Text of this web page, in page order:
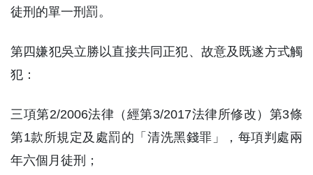
徒刑的單一刑罰。
第四嫌犯吳立勝以直接共同正犯、故意及既遂方式觸
犯：
三項第2/2006法律（經第3/2017法律所修改）第3條
第1款所規定及處罰的「清洗黑錢罪」，每項判處兩
年六個月徒刑；